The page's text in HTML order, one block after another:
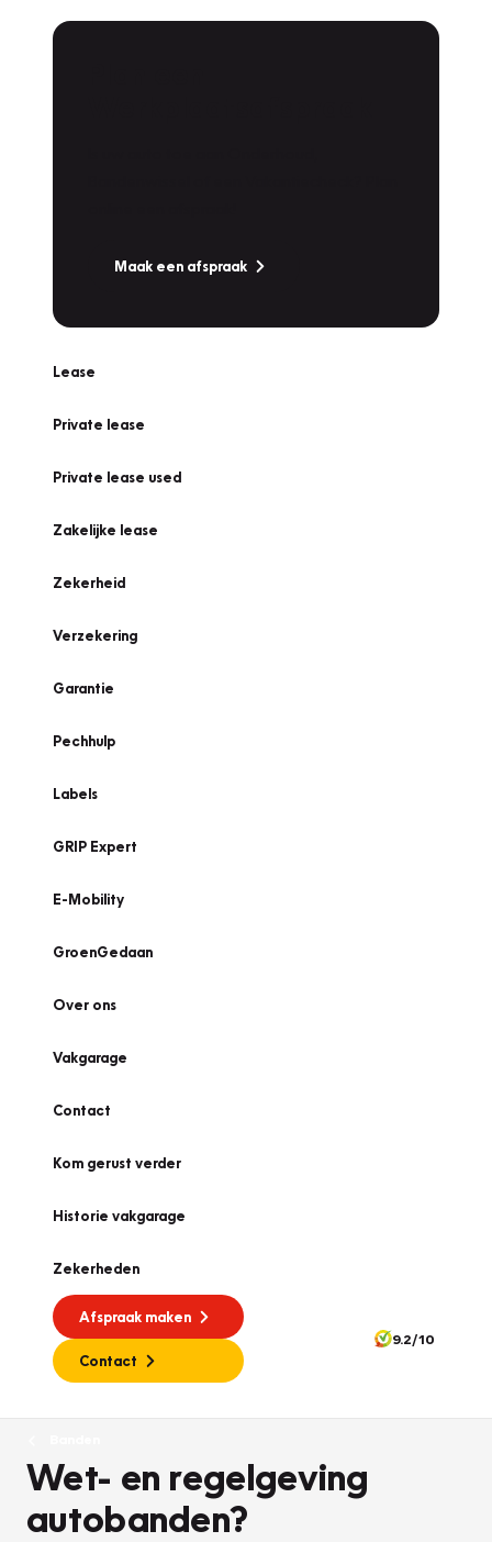
Maak een afspraak
Lease
Private lease
Private lease used
Zakelijke lease
Zekerheid
Verzekering
Garantie
Pechhulp
Labels
GRIP Expert
E-Mobility
GroenGedaan
Over ons
Vakgarage
Contact
Kom gerust verder
Historie vakgarage
Zekerheden
Afspraak maken
Contact
9.2/10
Wet- en regelgeving
autobanden?